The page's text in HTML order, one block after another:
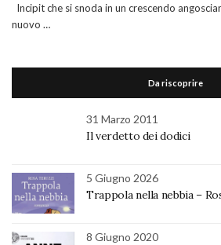
Incipit che si snoda in un crescendo
nuovo …
Da riscoprire
31 Marzo 2011
Il verdetto dei dodici
5 Giugno 2026
Trappola nella nebbia –
8 Giugno 2020